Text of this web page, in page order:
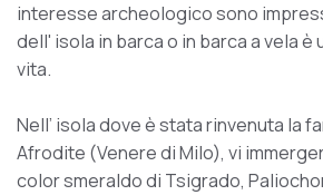
interesse archeologico sono
dell' isola in barca o in barca a vela è
vita.
Nell’ isola dove è stata rinvenuta la
Afrodite (Venere di Milo), vi
color smeraldo di Tsigrado,